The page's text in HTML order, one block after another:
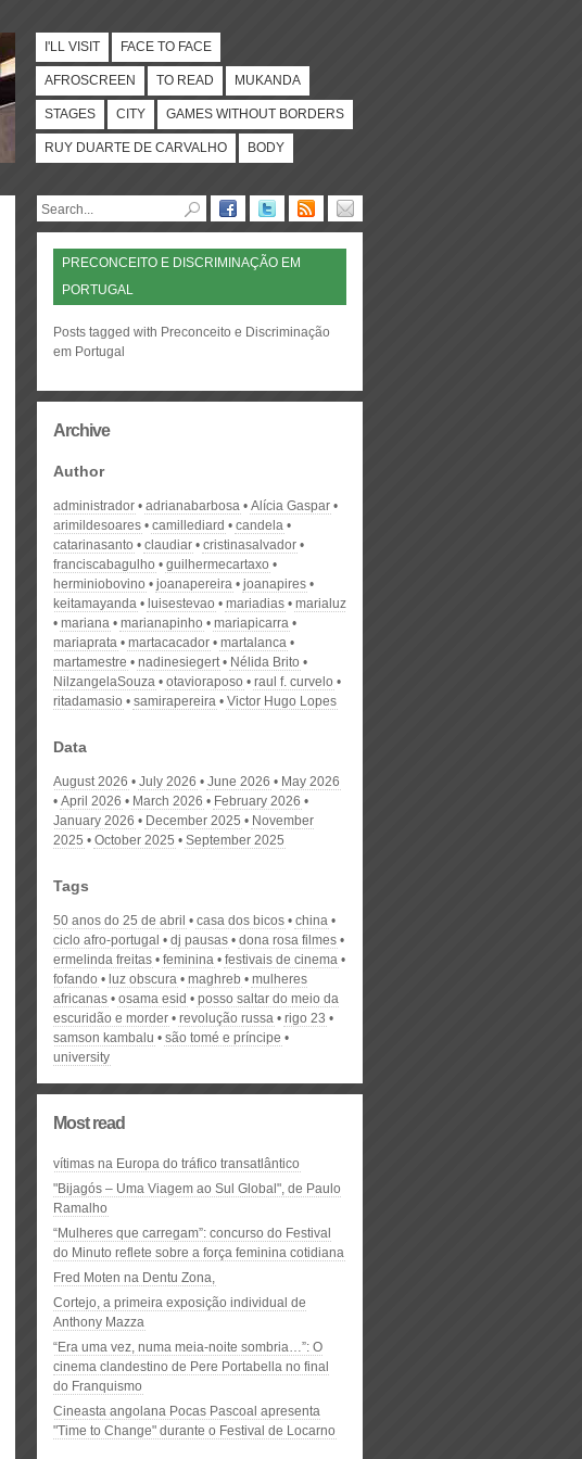
I'LL VISIT FACE TO FACE
AFROSCREEN TO READ MUKANDA
STAGES CITY GAMES WITHOUT BORDERS
RUY DUARTE DE CARVALHO BODY
PRECONCEITO E DISCRIMINAÇÃO EM
PORTUGAL
Posts tagged with Preconceito e Discriminação
em Portugal
Archive
Author
administrador adrianabarbosa
Alícia Gaspar
arimildesoares
camillediard
candela
catarinasanto
claudiar
cristinasalvador
franciscabagulho
guilhermecartaxo
herminiobovino
joanapereira
joanapires
keitamayanda
luisestevao mariadias
marialuz
mariana
marianapinho
mariapicarra
mariaprata
martacacador
martalanca
martamestre
nadinesiegert
Nélida Brito
NilzangelaSouza
otavioraposo
raul f. curvelo
ritadamasio
samirapereira Victor Hugo Lopes
Data
August 2026 July 2026 June 2026
May 2026
April 2026
March 2026
February 2026
January 2026
December 2025
November
2025
October 2025 September 2025
Tags
50 anos do 25 de abril casa dos bicos
china
ciclo afro-portugal
dj pausas
dona rosa filmes
ermelinda freitas
feminina
festivais de cinema
fofando
luz obscura maghreb
mulheres
africanas
osama esid
posso saltar do meio da
escuridão e morder
revolução russa
rigo 23
samson kambalu
são tomé e príncipe
university
Most read
vítimas na Europa do tráfico transatlântico
"Bijagós – Uma Viagem ao Sul Global", de Paulo
Ramalho
“Mulheres que carregam”: concurso do Festival
do Minuto reflete sobre a força feminina cotidiana
Fred Moten na Dentu Zona,
Cortejo, a primeira exposição individual de
Anthony Mazza
“Era uma vez, numa meia-noite sombria…”: O
cinema clandestino de Pere Portabella no final
do Franquismo
Cineasta angolana Pocas Pascoal apresenta
"Time to Change" durante o Festival de Locarno